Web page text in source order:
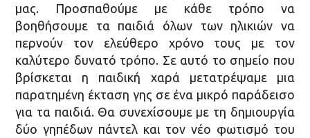
μας. Προσπαθούμε με κάθε τρόπο να
βοηθήσουμε τα παιδιά όλων των ηλικιών να
περνούν τον ελεύθερο χρόνο τους με τον
καλύτερο δυνατό τρόπο. Σε αυτό το σημείο που
βρίσκεται η παιδική χαρά μετατρέψαμε μια
παρατημένη έκταση γης σε ένα μικρό παράδεισο
για τα παιδιά. Θα συνεχίσουμε με τη δημιουργία
δύο γηπέδων πάντελ και τον νέο φωτισμό του